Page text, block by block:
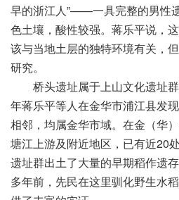
早的浙江人”——一具完整的男性
色土壤，酸性较强。蒋乐平说，
该与当地土层的独特环境有关，
研究。
桥头遗址属于上山文化遗址群
年蒋乐平等人在金华市浦江县发
相邻，均属金华市域。在金（华
塘江上游及附近地区，已有近20
遗址群出土了大量的早期稻作遗
多年前，先民在这里驯化野生水